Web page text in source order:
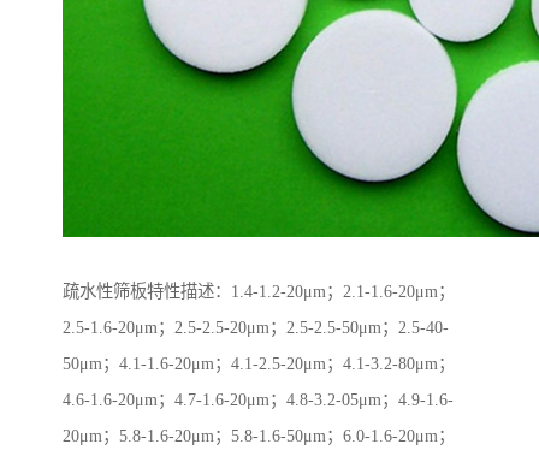
疏水性筛板特性描述：1.4-1.2-20μm；2.1-1.6-20μm；
2.5-1.6-20μm；2.5-2.5-20μm；2.5-2.5-50μm；2.5-40-
50μm；4.1-1.6-20μm；4.1-2.5-20μm；4.1-3.2-80μm；
4.6-1.6-20μm；4.7-1.6-20μm；4.8-3.2-05μm；4.9-1.6-
20μm；5.8-1.6-20μm；5.8-1.6-50μm；6.0-1.6-20μm；